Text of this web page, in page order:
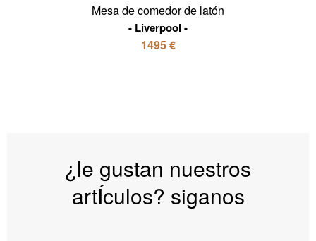
Mesa de comedor de latón
Liverpool
1495 €
¿le gustan nuestros
artÍculos? siganos